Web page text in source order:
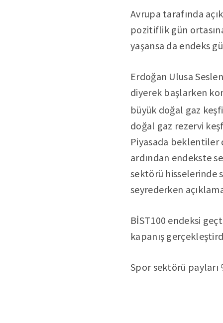
Avrupa tarafında
pozitiflik gün
yaşansa da endeks
Erdoğan Ulusa
diyerek başlarken
büyük doğal gaz
doğal gaz rezervi
Piyasada beklentiler
ardından endekste
sektörü hisselerinde
seyrederken
BİST100 endeksi
kapanış
Spor sektörü payları